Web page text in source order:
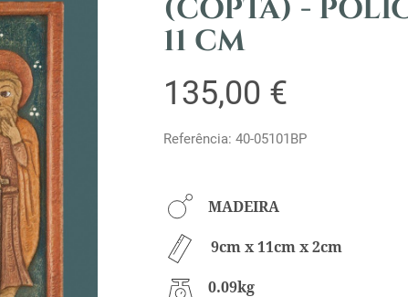
(COPTA) -
11 CM
135,00 €
Referência: 40-05101BP
MADEIRA
9cm x 11cm x 2cm
0.09kg